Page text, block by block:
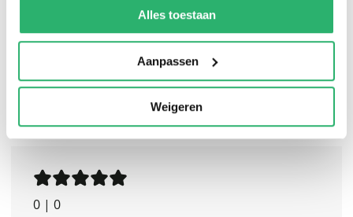
kunnen ontvangen en verwerken.
Alles toestaan
Aanpassen
Weigeren
0 | 0